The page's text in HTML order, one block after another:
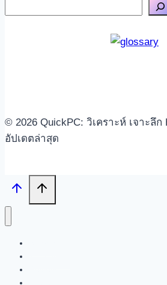
© 2026 QuickPC: วิเคราะห์ เจาะลึก
อัปเดตล่าสุด